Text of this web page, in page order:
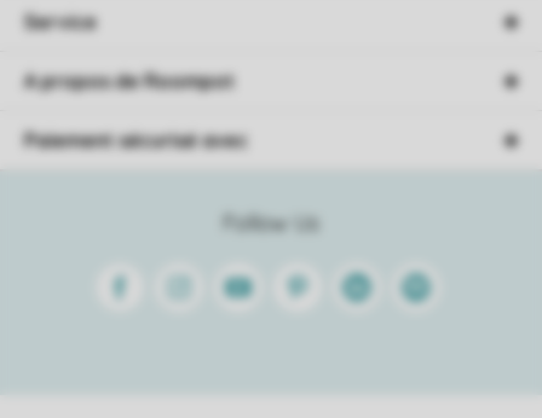
Follow Us
FacebookInstagramYoutube PinterestLinkedinSpotify
Service
A propos de Roompot
Paiement sécurisé avec